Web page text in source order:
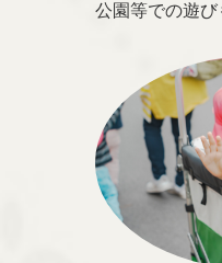
公園等での遊